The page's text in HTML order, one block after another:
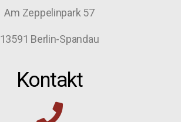
Am Zeppelinpark 57
13591 Berlin-Spandau
Kontakt